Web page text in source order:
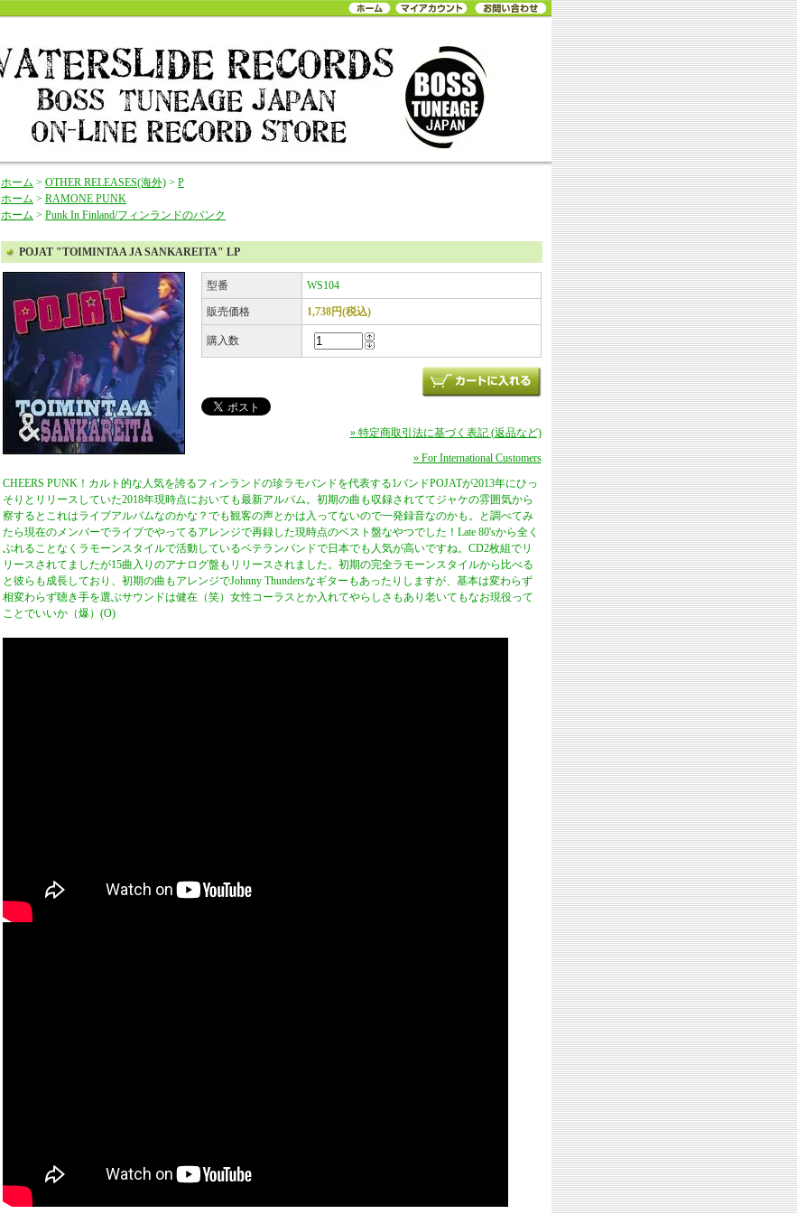
ホーム > OTHER RELEASES(海外) > P
ホーム > RAMONE PUNK
ホーム > Punk In Finland/フィンランドのパンク
POJAT "TOIMINTAA JA SANKAREITA" LP
型番 WS104
販売価格 1,738円(税込)
購入数
» 特定商取引法に基づく表記 (返品など)
» For International Customers
CHEERS PUNK！カルト的な人気を誇るフィンランドの珍ラモバンドを代表する1バンドPOJATが2013年にひっ
そりとリリースしていた2018年現時点においても最新アルバム。初期の曲も収録されててジャケの雰囲気から
察するとこれはライブアルバムなのかな？でも観客の声とかは入ってないので一発録音なのかも。と調べてみ
たら現在のメンバーでライブでやってるアレンジで再録した現時点のベスト盤なやつでした！Late 80'sから全く
ぶれることなくラモーンスタイルで活動しているベテランバンドで日本でも人気が高いですね。CD2枚組でリ
リースされてましたが15曲入りのアナログ盤もリリースされました。初期の完全ラモーンスタイルから比べる
と彼らも成長しており、初期の曲もアレンジでJohnny Thundersなギターもあったりしますが、基本は変わらず
相変わらず聴き手を選ぶサウンドは健在（笑）女性コーラスとか入れてやらしさもあり老いてもなお現役って
ことでいいか（爆）(O)